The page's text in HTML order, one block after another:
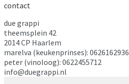
contact
due grappi
theemsplein 42
2014 CP Haarlem
marelva (keukenprinses): 0626162936
peter (vinoloog): 0622455712
info@duegrappi.nl